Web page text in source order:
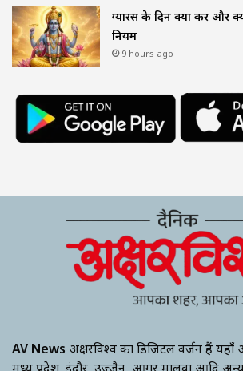
ग्यारस के दिन क्या करें और
नियम
9 hours ago
AV News अक्षरविश्व का डिजिटल वर्जन हैं